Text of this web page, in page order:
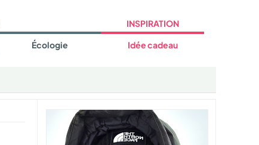
Écologie
INSPIRATION
Idée cadeau